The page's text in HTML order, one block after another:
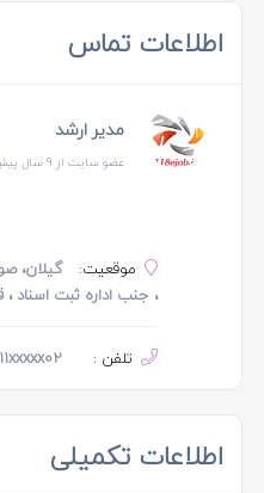
اطلاعات تماس
مدیر ارشد
عضو سایت از 9 سال پیش
موقعیت:
گیلان،
، جنب اداره ثبت اسناد
تلفن :
اطلاعات تکمیلی